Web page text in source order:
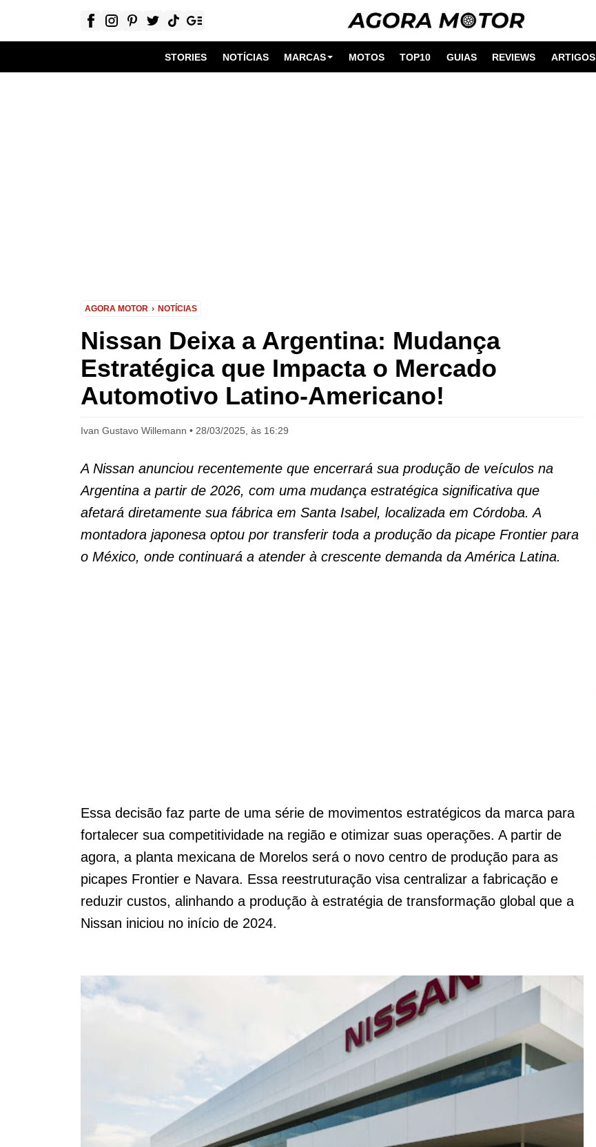
STORIES NOTÍCIAS MARCAS MOTOS TOP10 GUIAS REVIEWS ARTIGOS
AGORA MOTOR NOTÍCIAS
Nissan Deixa a Argentina: Mudança
Estratégica que Impacta o Mercado
Automotivo Latino-Americano!
Ivan Gustavo Willemann 28/03/2025, às 16:29
A Nissan anunciou recentemente que encerrará sua produção de veículos na
Argentina a partir de 2026, com uma mudança estratégica significativa que
afetará diretamente sua fábrica em Santa Isabel, localizada em Córdoba. A
montadora japonesa optou por transferir toda a produção da picape Frontier para
o México, onde continuará a atender à crescente demanda da América Latina.
Essa decisão faz parte de uma série de movimentos estratégicos da marca para
fortalecer sua competitividade na região e otimizar suas operações. A partir de
agora, a planta mexicana de Morelos será o novo centro de produção para as
picapes Frontier e Navara. Essa reestruturação visa centralizar a fabricação e
reduzir custos, alinhando a produção à estratégia de transformação global que a
Nissan iniciou no início de 2024.